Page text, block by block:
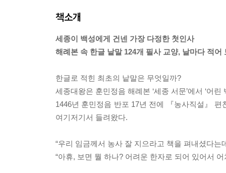
책소개
세종이 백성에게 건넨 가장 다정한 첫인사
해례본 속 한글 낱말 124개 필사 교양, 날마다 적어
한글로 적힌 최초의 낱말은 무엇일까?
세종대왕은 훈민정음 해례본 ‘세종 서문’에서 ‘어
1446년 훈민정음 반포 17년 전에 『농사직설』
여기저기서 들려왔다.
“우리 임금께서 농사 잘 지으라고 책을 펴내셨다는
“아휴, 보면 뭘 하나? 어려운 한자로 되어 있어서